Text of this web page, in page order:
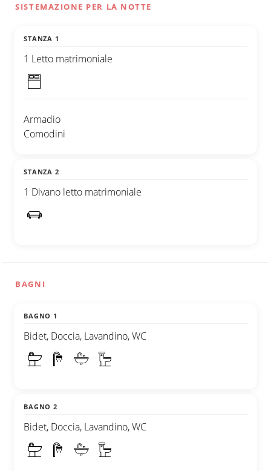
SISTEMAZIONE PER LA NOTTE
STANZA 1
1 Letto matrimoniale
Armadio
Comodini
STANZA 2
1 Divano letto matrimoniale
BAGNI
BAGNO 1
Bidet, Doccia, Lavandino, WC
BAGNO 2
Bidet, Doccia, Lavandino, WC